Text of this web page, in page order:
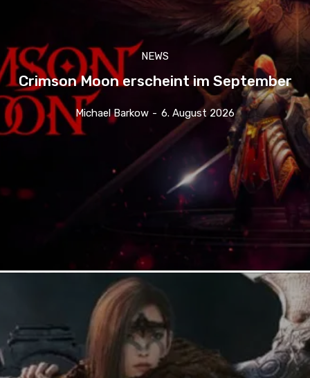
NEWS
Crimson Moon erscheint im September
Michael Barkow - 6. August 2026